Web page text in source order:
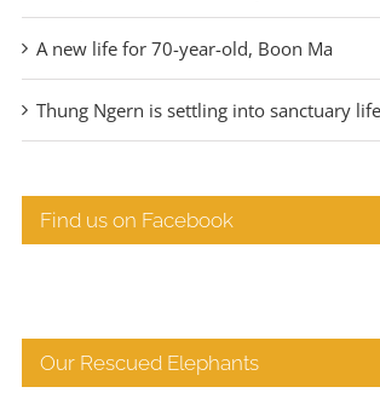
A new life for 70-year-old, Boon Ma
Thung Ngern is settling into sanctuary life
Find us on Facebook
Our Rescued Elephants